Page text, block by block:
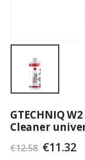
GTECHNIQ
Cleaner
€12.58 Original
€11.32